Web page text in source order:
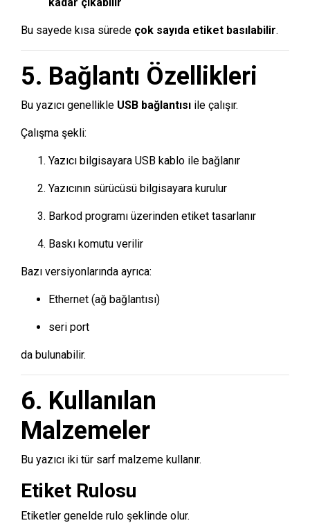
Bu sayede kısa sürede çok sayıda etiket basılabilir.
5. Bağlantı Özellikleri
Bu yazıcı genellikle USB bağlantısı ile çalışır.
Çalışma şekli:
Yazıcı bilgisayara USB kablo ile bağlanır
Yazıcının sürücüsü bilgisayara kurulur
Barkod programı üzerinden etiket tasarlanır
Baskı komutu verilir
Bazı versiyonlarında ayrıca:
Ethernet (ağ bağlantısı)
seri port
da bulunabilir.
6. Kullanılan
Malzemeler
Bu yazıcı iki tür sarf malzeme kullanır.
Etiket Rulosu
Etiketler genelde rulo şeklinde olur.